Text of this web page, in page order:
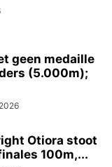
geen medaille
(5.000m);
Otiora stoot
100m,...